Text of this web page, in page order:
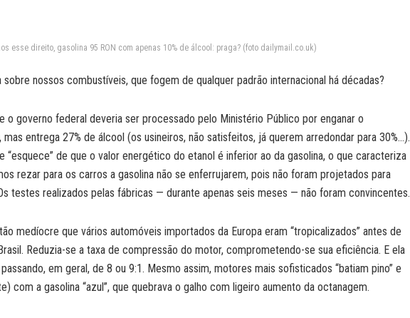
esse direito, gasolina 95 RON com apenas 10% de álcool: praga? (foto dailymail.co.uk)
sobre nossos combustíveis, que fogem de qualquer padrão internacional há décadas?
o governo federal deveria ser processado pelo Ministério Público por enganar o
mas entrega 27% de álcool (os usineiros, não satisfeitos, já querem arredondar para 30%…).
“esquece” de que o valor energético do etanol é inferior ao da gasolina, o que caracteriza
rezar para os carros a gasolina não se enferrujarem, pois não foram projetados para
testes realizados pelas fábricas — durante apenas seis meses — não foram convincentes.
medíocre que vários automóveis importados da Europa eram “tropicalizados” antes de
Reduzia-se a taxa de compressão do motor, comprometendo-se sua eficiência. E ela
em geral, de 8 ou 9:1. Mesmo assim, motores mais sofisticados “batiam pino” e
com a gasolina “azul”, que quebrava o galho com ligeiro aumento da octanagem.